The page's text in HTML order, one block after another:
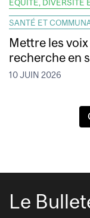
ÉQUITÉ, DIVERSITÉ
SANTÉ ET
Mettre les
recherche en
10 JUIN 2026
Le